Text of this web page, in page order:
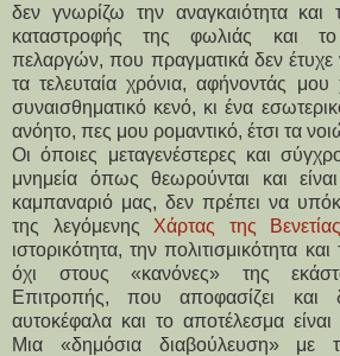
δεν γνωρίζω την αναγκαιότητα και
καταστροφής της φωλιάς και
πελαργών, που πραγματικά δεν
τα τελευταία χρόνια, αφήνοντάς
συναισθηματικό κενό, κι ένα
ανόητο, πες μου ρομαντικό, έτσι τα
Οι όποιες μεταγενέστερες και
μνημεία όπως θεωρούνται και
καμπαναριό μας, δεν πρέπει να
της λεγόμενης Χάρτας της Βενετίας
ιστορικότητα, την πολιτισμικότητα και
όχι στους «κανόνες» της
Επιτροπής, που αποφασίζει και
αυτοκέφαλα και το αποτέλεσμα
Μια «δημόσια διαβούλευση» με